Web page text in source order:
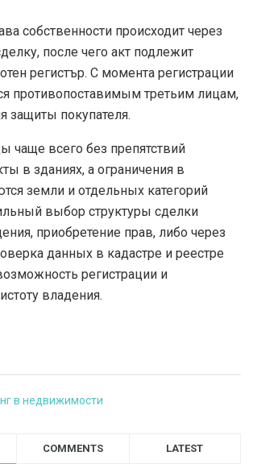
собственности происходит через
после чего акт подлежит
регистър. С момента регистрации
противопоставимым третьим лицам,
защиты покупателя.
чаще всего без препятствий
в зданиях, а ограничения в
земли и отдельных категорий
выбор структуры сделки
приобретение прав, либо через
данных в кадастре и реестре
регистрации и
владения.
в недвижимости
COMMENTS LATEST